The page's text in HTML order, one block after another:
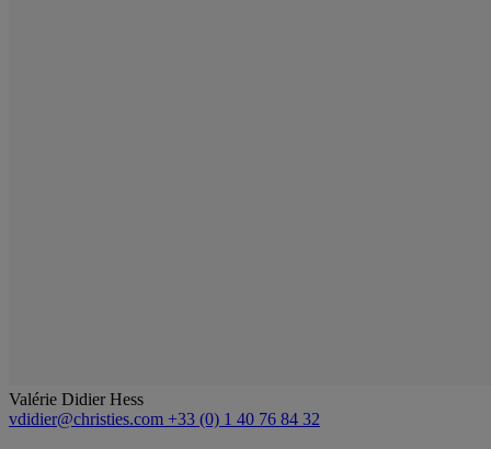
Valérie Didier Hess
vdidier@christies.com +33 (0) 1 40 76 84 32